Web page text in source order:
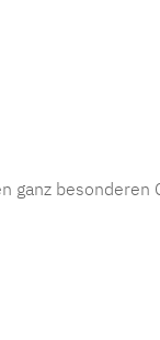
ganz besonderen